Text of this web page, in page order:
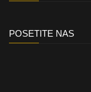
POSETITE NAS